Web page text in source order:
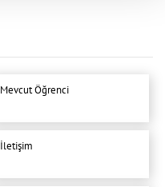
Mevcut Öğrenci
İletişim